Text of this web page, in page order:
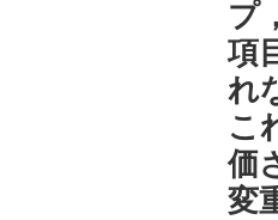
プ
項
れ
こ
価
変